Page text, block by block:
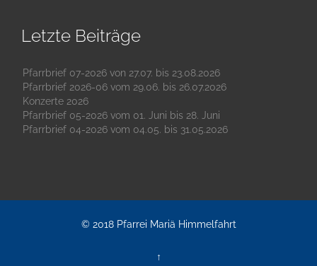
Letzte Beiträge
Pfarrbrief 07-2026 von 27.07. bis 23.08.2026
Pfarrbrief 2026-06 vom 29.06. bis 26.07.2026
Konzerte 2026
Pfarrbrief 05-2026 vom 01. Juni bis 28. Juni
Pfarrbrief 04-2026 vom 04.05. bis 31.05.2026
© 2018 Pfarrei Mariä Himmelfahrt
↑